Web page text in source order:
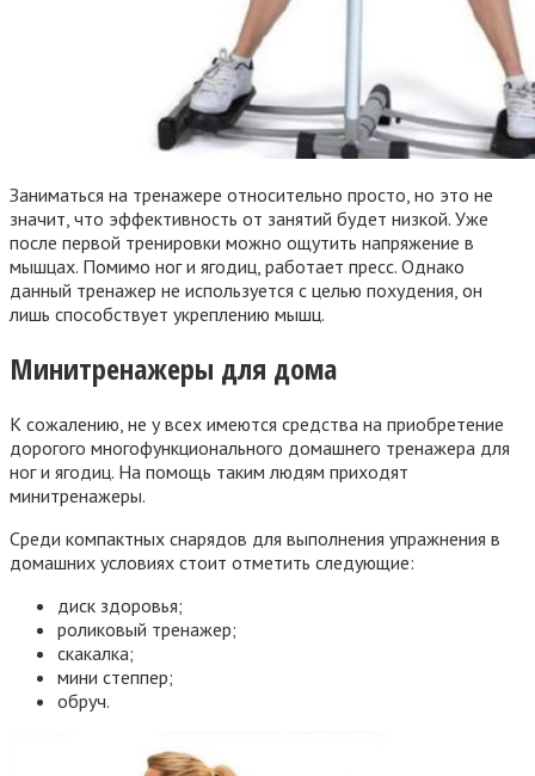
Заниматься на тренажере относительно просто, но это не
значит, что эффективность от занятий будет низкой. Уже
после первой тренировки можно ощутить напряжение в
мышцах. Помимо ног и ягодиц, работает пресс. Однако
данный тренажер не используется с целью похудения, он
лишь способствует укреплению мышц.
Минитренажеры для дома
К сожалению, не у всех имеются средства на приобретение
дорогого многофункционального домашнего тренажера для
ног и ягодиц. На помощь таким людям приходят
минитренажеры.
Среди компактных снарядов для выполнения упражнения в
домашних условиях стоит отметить следующие:
диск здоровья;
роликовый тренажер;
скакалка;
мини степпер;
обруч.